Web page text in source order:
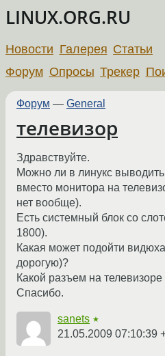
LINUX.ORG.RU
Новости Галерея Статьи
Форум Опросы Трекер
Форум — General
телевизор
Здравствуйте.
Можно ли в линукс
вместо монитора на
нет вообще).
Есть системный блок со
1800).
Какая может подойти
дорогую)?
Какой разъем на
Спасибо.
sanets ★
21.05.2009 07:10:39